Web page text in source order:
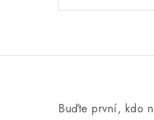
Buďte první, kdo